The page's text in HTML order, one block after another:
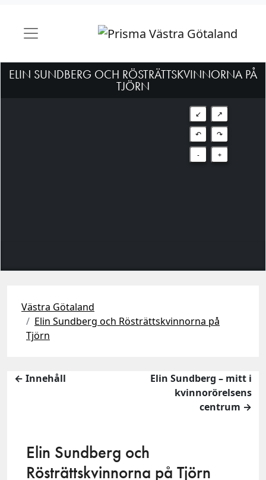
ELIN SUNDBERG OCH RÖSTRÄTTSKVINNORNA PÅ
TJÖRN
↙ ↗
↶ ↷
- +
Västra Götaland
Elin Sundberg och Rösträttskvinnorna på
Tjörn
← Innehåll
Elin Sundberg – mitt i
kvinnorörelsens
centrum →
Elin Sundberg och
Rösträttskvinnorna på Tjörn